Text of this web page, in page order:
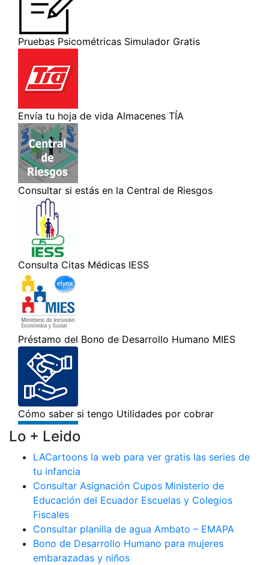
Lo + Leido
LACartoons la web para ver gratis las series de
tu infancia
Consultar Asignación Cupos Ministerio de
Educación del Ecuador Escuelas y Colegios
Fiscales
Consultar planilla de agua Ambato – EMAPA
Bono de Desarrollo Humano para mujeres
embarazadas y niños